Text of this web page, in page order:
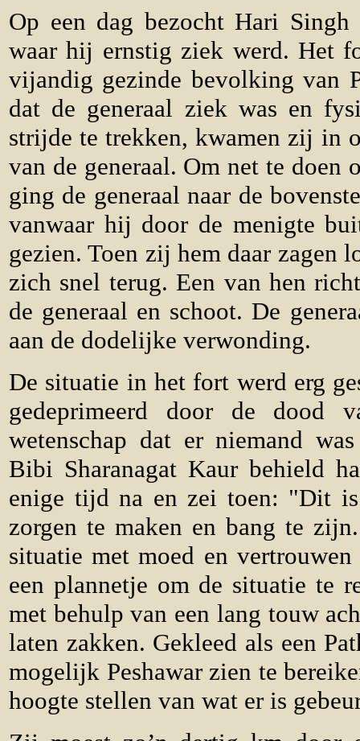
Op een dag bezocht Hari
waar hij ernstig ziek werd. Het
vijandig gezinde bevolking van
dat de generaal ziek was en
strijde te trekken, kwamen zij in
van de generaal. Om net te doen
ging de generaal naar de
vanwaar hij door de menigte
gezien. Toen zij hem daar zagen
zich snel terug. Een van hen
de generaal en schoot. De
aan de dodelijke verwonding.
De situatie in het fort werd erg
gedeprimeerd door de dood
wetenschap dat er niemand
Bibi Sharanagat Kaur behield
enige tijd na en zei toen: "Dit
zorgen te maken en bang te
situatie met moed en
een plannetje om de situatie te
met behulp van een lang touw
laten zakken. Gekleed als een
mogelijk Peshawar zien te
hoogte stellen van wat er is